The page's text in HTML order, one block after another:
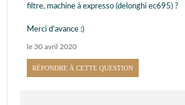
filtre, machine à expresso (delonghi ec695) ?
Merci d’avance :)
le 30 avril 2020
RÉPONDRE À CETTE QUESTION